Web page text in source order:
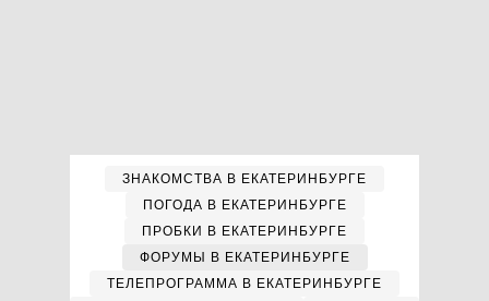
ЗНАКОМСТВА В ЕКАТЕРИНБУРГЕ
ПОГОДА В ЕКАТЕРИНБУРГЕ
ПРОБКИ В ЕКАТЕРИНБУРГЕ
ФОРУМЫ В ЕКАТЕРИНБУРГЕ
ТЕЛЕПРОГРАММА В ЕКАТЕРИНБУРГЕ